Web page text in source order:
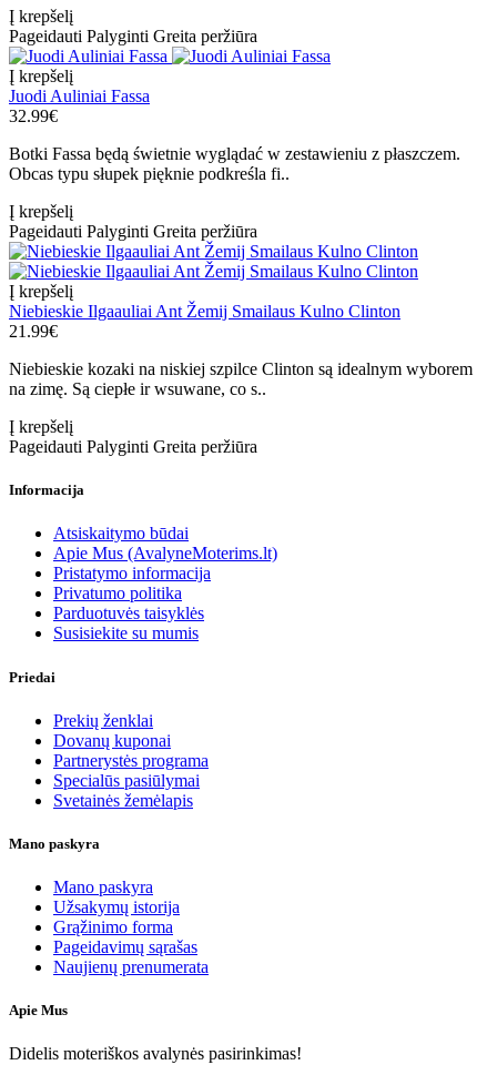
Į krepšelį
Pageidauti Palyginti Greita peržiūra
Į krepšelį
Juodi Auliniai Fassa
32.99€
Botki Fassa będą świetnie wyglądać w zestawieniu z płaszczem.
Obcas typu słupek pięknie podkreśla fi..
Į krepšelį
Pageidauti Palyginti Greita peržiūra
Į krepšelį
Niebieskie Ilgaauliai Ant Žemij Smailaus Kulno Clinton
21.99€
Niebieskie kozaki na niskiej szpilce Clinton są idealnym wyborem
na zimę. Są ciepłe ir wsuwane, co s..
Į krepšelį
Pageidauti Palyginti Greita peržiūra
Informacija
Atsiskaitymo būdai
Apie Mus (AvalyneMoterims.lt)
Pristatymo informacija
Privatumo politika
Parduotuvės taisyklės
Susisiekite su mumis
Priedai
Prekių ženklai
Dovanų kuponai
Partnerystės programa
Specialūs pasiūlymai
Svetainės žemėlapis
Mano paskyra
Mano paskyra
Užsakymų istorija
Grąžinimo forma
Pageidavimų sąrašas
Naujienų prenumerata
Apie Mus
Didelis moteriškos avalynės pasirinkimas!